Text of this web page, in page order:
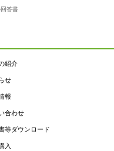
答書
紹介
せ
報
合わせ
等ダウンロード
入